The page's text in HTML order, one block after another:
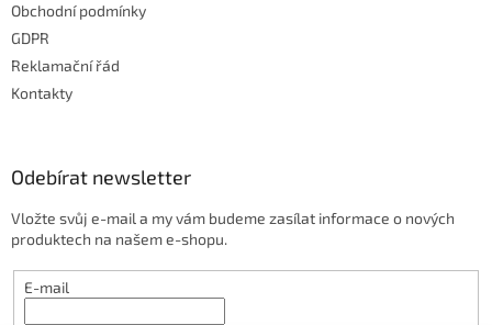
Obchodní podmínky
GDPR
Reklamační řád
Kontakty
Odebírat newsletter
Vložte svůj e-mail a my vám budeme zasílat informace o nových
produktech na našem e-shopu.
E-mail